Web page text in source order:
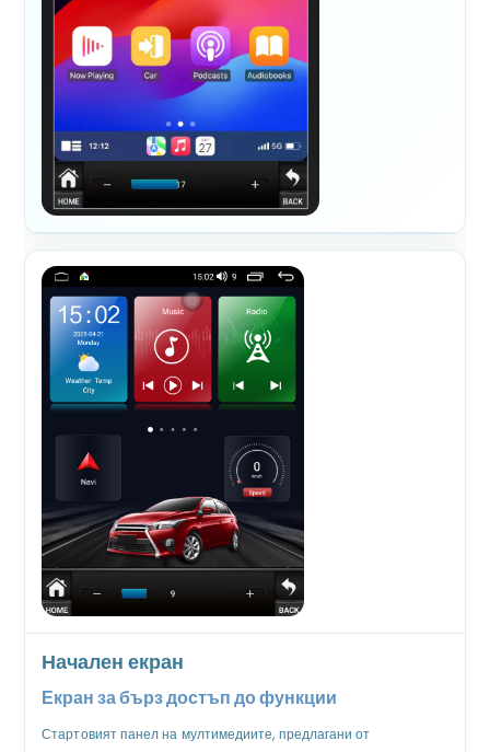
Начален екран
Екран за бърз достъп до функции
Стартовият панел на мултимедиите, предлагани от